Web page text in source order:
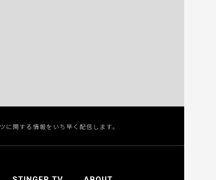
関する情報をいち早く配信します。